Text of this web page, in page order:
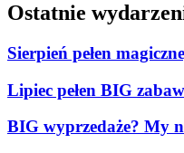
Ostatnie
Sierpień pełen
Lipiec pełen BIG
BIG wyprzedaże? My